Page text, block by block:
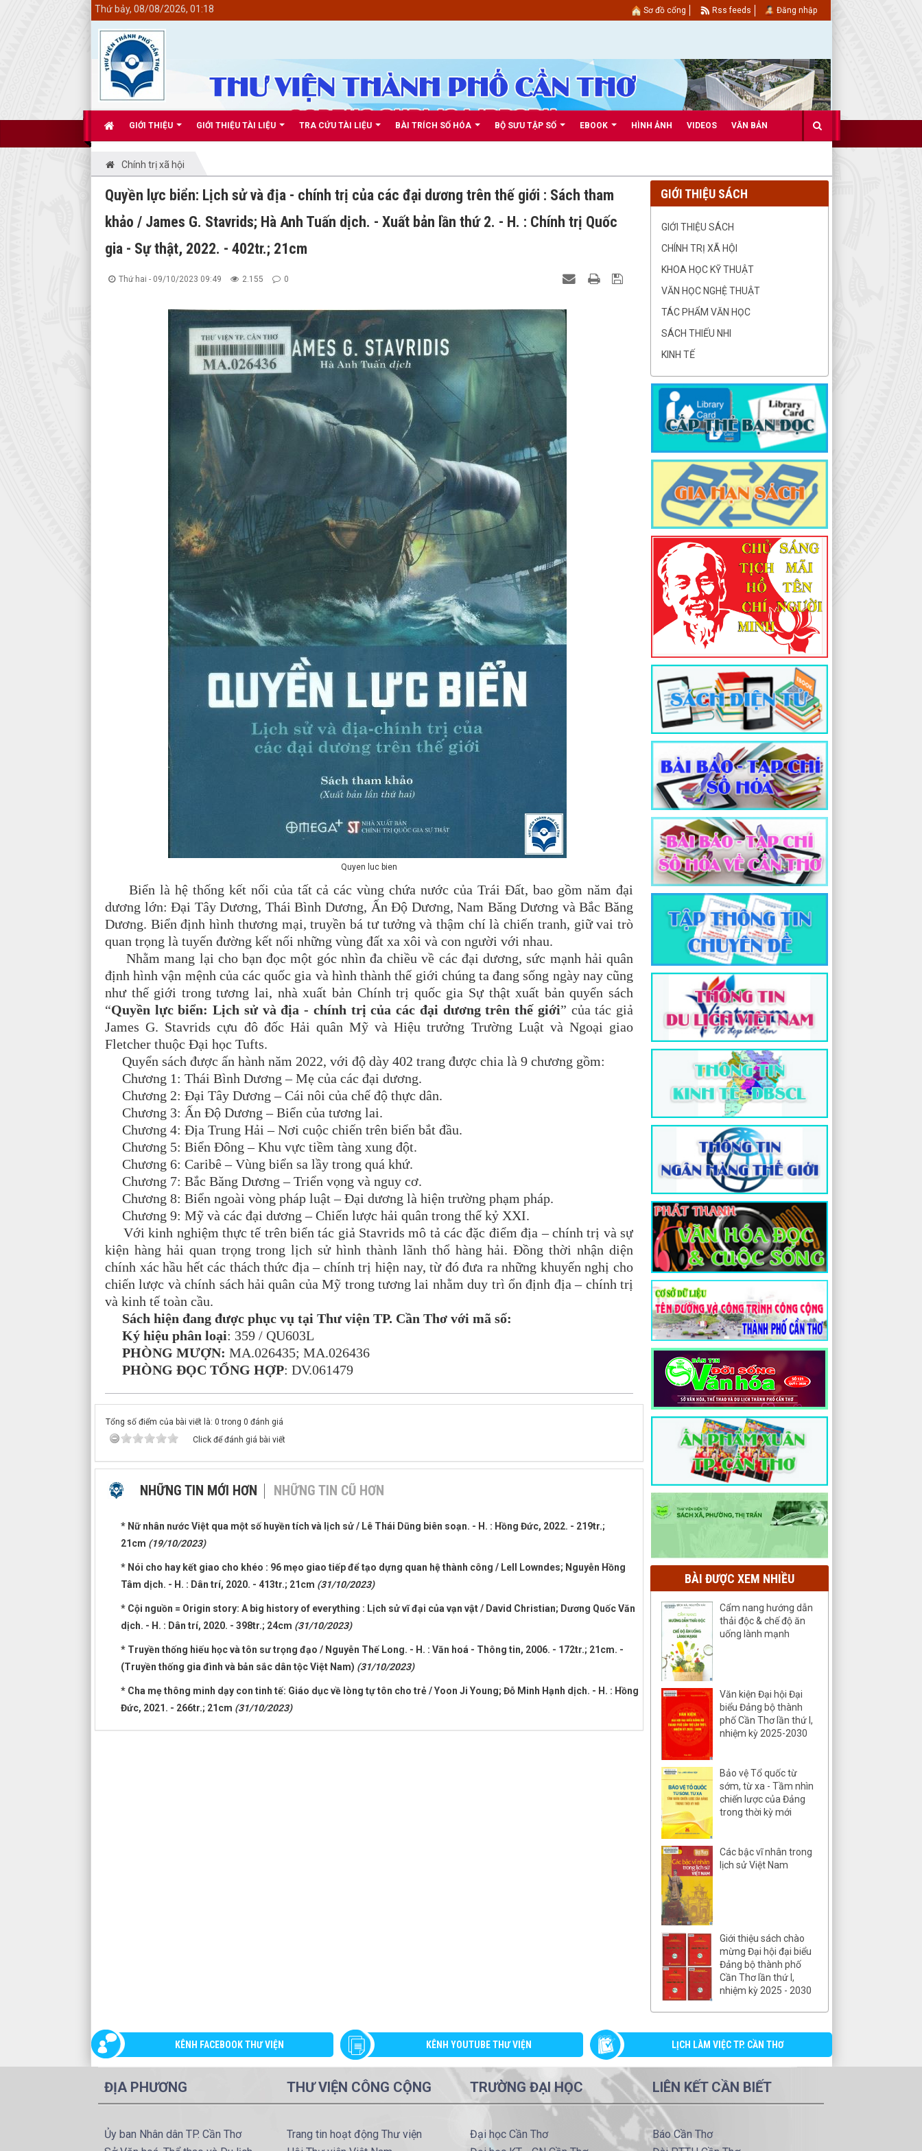
GIỚI THIỆU GIỚI THIỆU TÀI LIỆU TRA CỨU TÀI LIỆU BÀI TRÍCH SỐ HÓA BỘ SƯU TẬP SỐ EBOOK HÌNH ẢNH VIDEOS VĂN BẢN
Thứ bảy, 08/08/2026, 01:18 Sơ đồ cổng Rss feeds Đăng nhập
Chính trị xã hội
Quyền lực biển: Lịch sử và địa - chính trị của các đại dương trên thế giới : Sách tham
khảo / James G. Stavrids; Hà Anh Tuấn dịch. - Xuất bản lần thứ 2. - H. : Chính trị Quốc
gia - Sự thật, 2022. - 402tr.; 21cm
Thứ hai - 09/10/2023 09:49 2.155 0
Quyen luc bien
Biển là hệ thống kết nối của tất cả các vùng chứa nước của Trái Đất, bao gồm năm đại
dương lớn: Đại Tây Dương, Thái Bình Dương, Ấn Độ Dương, Nam Băng Dương và Bắc Băng
Dương. Biển định hình thương mại, truyền bá tư tưởng và thậm chí là chiến tranh, giữ vai trò
quan trọng là tuyến đường kết nối những vùng đất xa xôi và con người với nhau.
Nhằm mang lại cho bạn đọc một góc nhìn đa chiều về các đại dương, sức mạnh hải quân
định hình vận mệnh của các quốc gia và hình thành thế giới chúng ta đang sống ngày nay cũng
như thế giới trong tương lai, nhà xuất bản Chính trị quốc gia Sự thật xuất bản quyển sách
“Quyền lực biển: Lịch sử và địa - chính trị của các đại dương trên thế giới” của tác giả
James G. Stavrids cựu đô đốc Hải quân Mỹ và Hiệu trưởng Trường Luật và Ngoại giao
Fletcher thuộc Đại học Tufts.
Quyển sách được ấn hành năm 2022, với độ dày 402 trang được chia là 9 chương gồm:
Chương 1: Thái Bình Dương – Mẹ của các đại dương.
Chương 2: Đại Tây Dương – Cái nôi của chế độ thực dân.
Chương 3: Ấn Độ Dương – Biển của tương lai.
Chương 4: Địa Trung Hải – Nơi cuộc chiến trên biển bắt đầu.
Chương 5: Biển Đông – Khu vực tiềm tàng xung đột.
Chương 6: Caribê – Vùng biển sa lầy trong quá khứ.
Chương 7: Bắc Băng Dương – Triển vọng và nguy cơ.
Chương 8: Biển ngoài vòng pháp luật – Đại dương là hiện trường phạm pháp.
Chương 9: Mỹ và các đại dương – Chiến lược hải quân trong thế kỷ XXI.
Với kinh nghiệm thực tế trên biển tác giả Stavrids mô tả các đặc điểm địa – chính trị và sự
kiện hàng hải quan trọng trong lịch sử hình thành lãnh thổ hàng hải. Đồng thời nhận diện
chính xác hầu hết các thách thức địa – chính trị hiện nay, từ đó đưa ra những khuyến nghị cho
chiến lược và chính sách hải quân của Mỹ trong tương lai nhằm duy trì ổn định địa – chính trị
và kinh tế toàn cầu.
Sách hiện đang được phục vụ tại Thư viện TP. Cần Thơ với mã số:
Ký hiệu phân loại: 359 / QU603L
PHÒNG MƯỢN: MA.026435; MA.026436
PHÒNG ĐỌC TỔNG HỢP: DV.061479
Tổng số điểm của bài viết là: 0 trong 0 đánh giá
Click để đánh giá bài viết
NHỮNG TIN MỚI HƠN NHỮNG TIN CŨ HƠN
* Nữ nhân nước Việt qua một số huyền tích và lịch sử / Lê Thái Dũng biên soạn. - H. : Hồng Đức, 2022. - 219tr.;
21cm (19/10/2023)
* Nói cho hay kết giao cho khéo : 96 mẹo giao tiếp để tạo dựng quan hệ thành công / Lell Lowndes; Nguyễn Hồng
Tâm dịch. - H. : Dân trí, 2020. - 413tr.; 21cm (31/10/2023)
* Cội nguồn = Origin story: A big history of everything : Lịch sử vĩ đại của vạn vật / David Christian; Dương Quốc Văn
dịch. - H. : Dân trí, 2020. - 398tr.; 24cm (31/10/2023)
* Truyền thống hiếu học và tôn sư trọng đạo / Nguyễn Thế Long. - H. : Văn hoá - Thông tin, 2006. - 172tr.; 21cm. -
(Truyền thống gia đình và bản sắc dân tộc Việt Nam) (31/10/2023)
* Cha mẹ thông minh dạy con tinh tế: Giáo dục về lòng tự tôn cho trẻ / Yoon Ji Young; Đỗ Minh Hạnh dịch. - H. : Hồng
Đức, 2021. - 266tr.; 21cm (31/10/2023)
GIỚI THIỆU SÁCH
GIỚI THIỆU SÁCH
CHÍNH TRỊ XÃ HỘI
KHOA HỌC KỸ THUẬT
VĂN HỌC NGHỆ THUẬT
TÁC PHẨM VĂN HỌC
SÁCH THIẾU NHI
KINH TẾ
BÀI ĐƯỢC XEM NHIỀU
Cẩm nang hướng dẫn
thải độc & chế độ ăn
uống lành mạnh
Văn kiện Đại hội Đại
biểu Đảng bộ thành
phố Cần Thơ lần thứ I,
nhiệm kỳ 2025-2030
Bảo vệ Tổ quốc từ
sớm, từ xa - Tầm nhìn
chiến lược của Đảng
trong thời kỳ mới
Các bậc vĩ nhân trong
lịch sử Việt Nam
Giới thiệu sách chào
mừng Đại hội đại biểu
Đảng bộ thành phố
Cần Thơ lần thứ I,
nhiệm kỳ 2025 - 2030
KÊNH FACEBOOK THƯ VIỆN KÊNH YOUTUBE THƯ VIỆN LỊCH LÀM VIỆC TP. CẦN THƠ
ĐỊA PHƯƠNG
Ủy ban Nhân dân TP. Cần Thơ
THƯ VIỆN CÔNG CỘNG
Trang tin hoạt động Thư viện
TRƯỜNG ĐẠI HỌC
Đại học Cần Thơ
LIÊN KẾT CẦN BIẾT
Báo Cần Thơ